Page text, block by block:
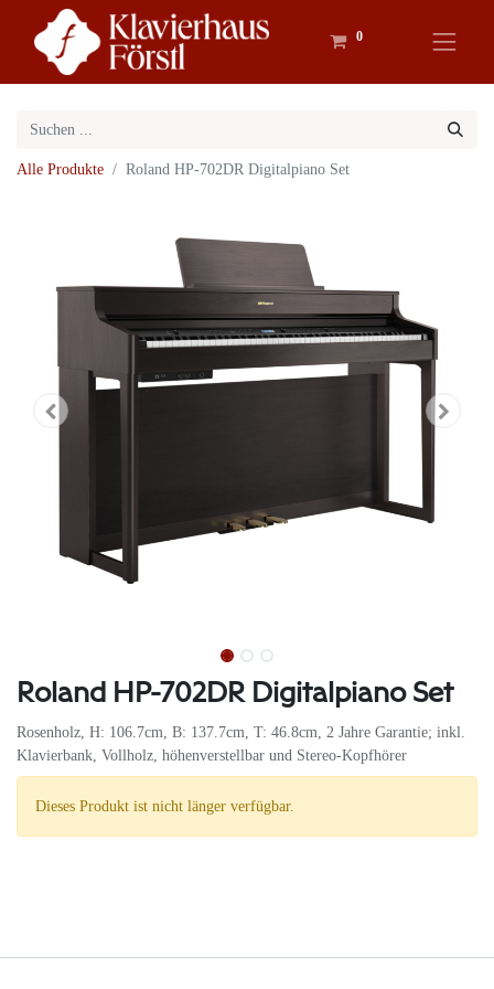
0
Alle Produkte Roland HP-702DR Digitalpiano Set
Roland HP-702DR Digitalpiano Set
Rosenholz, H: 106.7cm, B: 137.7cm, T: 46.8cm, 2 Jahre Garantie; inkl.
Klavierbank, Vollholz, höhenverstellbar und Stereo-Kopfhörer
Dieses Produkt ist nicht länger verfügbar.